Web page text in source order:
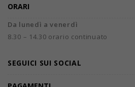
ORARI
Da lunedì a venerdì
8.30 – 14.30 orario continuato
SEGUICI SUI SOCIAL